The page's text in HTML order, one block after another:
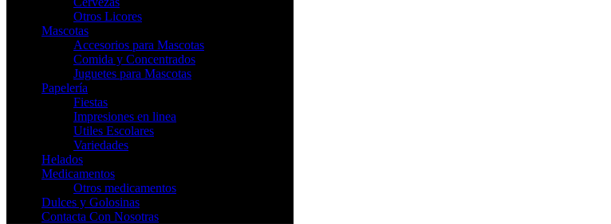
Otros Licores
Mascotas
Accesorios para Mascotas
Comida y Concentrados
Juguetes para Mascotas
Papelería
Fiestas
Impresiones en linea
Utiles Escolares
Variedades
Helados
Medicamentos
Otros medicamentos
Dulces y Golosinas
Contacta Con Nosotras